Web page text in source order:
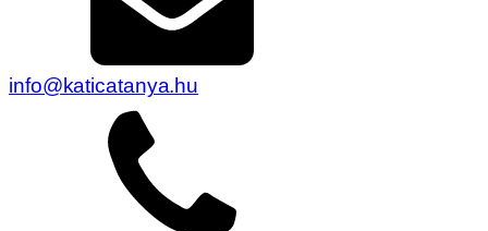
info@katicatanya.hu